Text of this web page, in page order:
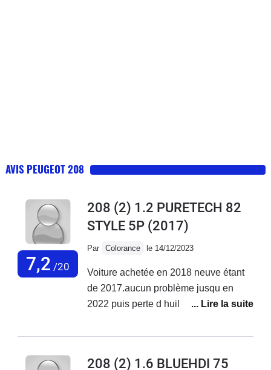
AVIS PEUGEOT 208
7,2 /20
208 (2) 1.2 PURETECH 82
STYLE 5P (2017)
Par Colorance le 14/12/2023
Voiture achetée en 2018 neuve étant
de 2017.aucun problème jusqu en
2022 puis perte d huile ++ à en
des pannes 2ooo euros de réparation
euros de réparations voiture non
208 (2) 1.6 BLUEHDI 75